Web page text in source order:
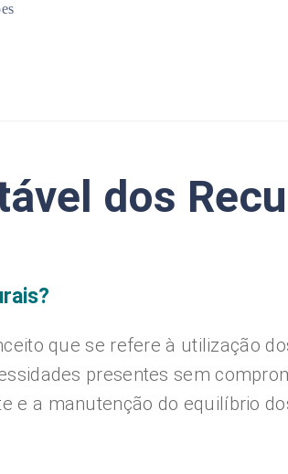
dos
que se refere à utilização
presentes sem
e a manutenção do equilíbrio